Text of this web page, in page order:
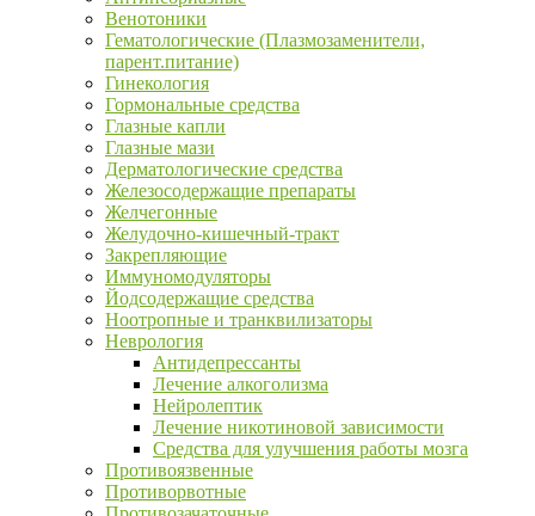
Венотоники
Гематологические (Плазмозаменители,
парент.питание)
Гинекология
Гормональные средства
Глазные капли
Глазные мази
Дерматологические средства
Железосодержащие препараты
Желчегонные
Желудочно-кишечный-тракт
Закрепляющие
Иммуномодуляторы
Йодсодержащие средства
Ноотропные и транквилизаторы
Неврология
Антидепрессанты
Лечение алкоголизма
Нейролептик
Лечение никотиновой зависимости
Средства для улучшения работы мозга
Противоязвенные
Противорвотные